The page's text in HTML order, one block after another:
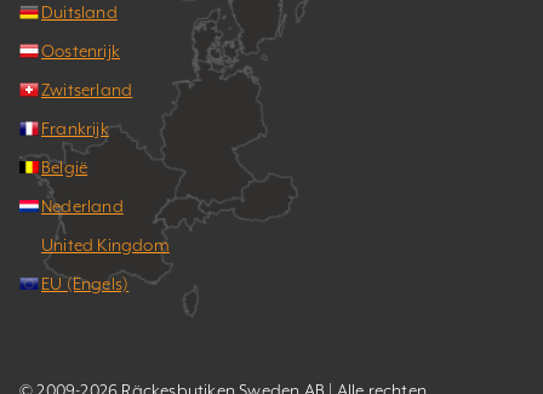
Duitsland
Oostenrijk
Zwitserland
Frankrijk
België
Nederland
United Kingdom
EU (Engels)
© 2009-2026 Räckesbutiken Sweden AB | Alle rechten